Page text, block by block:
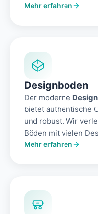
Mehr erfahren
Designboden
Der moderne
bietet authentische
und robust. Wir
Böden mit vielen
Mehr erfahren